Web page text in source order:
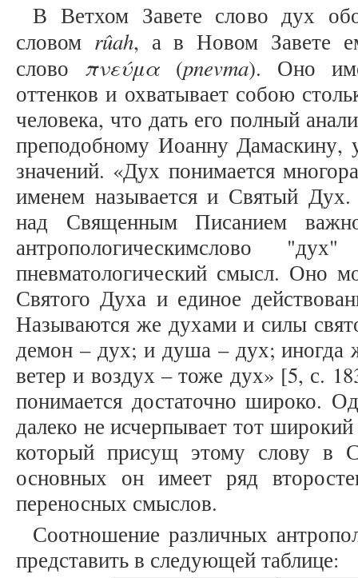
В Ветхом Завете слово дух
словом rûah, а в Новом Завете
слово πνεύμα (pnevma). Оно
оттенков и охватывает собою
человека, что дать его полный
преподобному Иоанну Дамаскину,
значений. «Дух понимается
именем называется и Святый Дух.
над Священным Писанием
антропологическимслово
пневматологический смысл. Оно
Святого Духа и единое
Называются же духами и силы
демон – дух; и душа – дух; иногда
ветер и воздух – тоже дух» [5, с.
понимается достаточно широко.
далеко не исчерпывает тот
который присущ этому слову в
основных он имеет ряд
переносных смыслов.
Соотношение различных
представить в следующей таблице: